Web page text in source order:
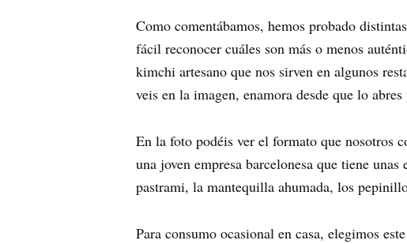
Como comentábamos, hemos probado
fácil reconocer cuáles son más o menos
kimchi artesano que nos sirven en algunos
veis en la imagen, enamora desde que lo
En la foto podéis ver el formato que nosotros
una joven empresa barcelonesa que tiene
pastrami, la mantequilla ahumada, los
Para consumo ocasional en casa, elegimos